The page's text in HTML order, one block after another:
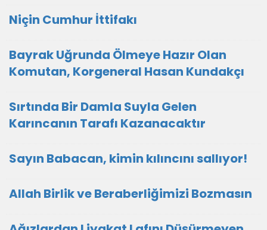
Niçin Cumhur İttifakı
Bayrak Uğrunda Ölmeye Hazır Olan
Komutan, Korgeneral Hasan Kundakçı
Sırtında Bir Damla Suyla Gelen
Karıncanın Tarafı Kazanacaktır
Sayın Babacan, kimin kılıncını sallıyor!
Allah Birlik ve Beraberliğimizi Bozmasın